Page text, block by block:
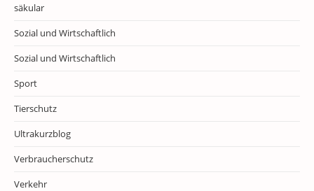
säkular
Sozial und Wirtschaftlich
Sozial und Wirtschaftlich
Sport
Tierschutz
Ultrakurzblog
Verbraucherschutz
Verkehr